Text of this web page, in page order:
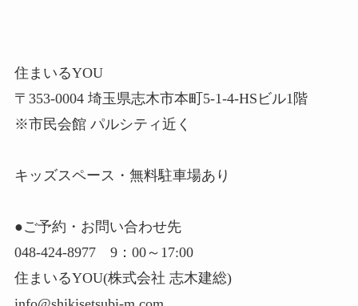
住まいるYOU
〒353-0004 埼玉県志木市本町5-1-4-HSビル1階
※市民会館 パルシティ近く
キッズスペース・無料駐車場あり
●ご予約・お問い合わせ先
048-424-8977 9：00～17:00
住まいるYOU(株式会社 志木建総)